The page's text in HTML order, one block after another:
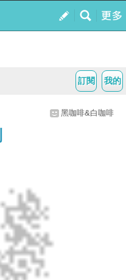
我的
訂閱
黑咖啡&白咖啡